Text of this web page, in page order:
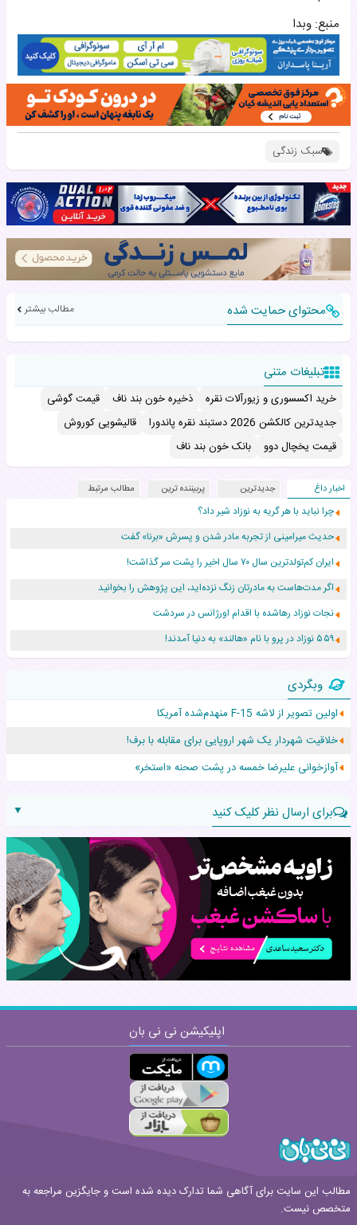
منبع: وبدا
سبک زندگی
محتوای حمایت شده مطالب بیشتر
تبلیغات متنی
خرید اکسسوری و زیورآلات نقره ذخیره خون بند ناف
قیمت گوشی
جدیدترین کالکشن 2026 دستبند نقره پاندورا
قالیشویی کوروش
قیمت یخچال دوو
بانک خون بند ناف
اخبار داغ جدیدترین پربیننده ترین مطالب مرتبط
چرا نباید با هر گریه به نوزاد شیر داد؟
حدیث میرامینی از تجربه مادر شدن و پسرش «برنا» گفت
ایران کم‌تولدترین سال ۷۰ سال اخیر را پشت سر گذاشت!
اگر مدت‌هاست به مادرتان زنگ نزده‌اید، این پژوهش را بخوانید
نجات نوزاد رهاشده با اقدام اورژانس در سردشت
۵۵۹ نوزاد در پرو با نام «هالند» به دنیا آمدند!
افزایش قد این دختر، چند میلیون دلار برای پدرش خرج داشته
حرکت غیرقانونی یک پرستار، جان دوقلوها را نجات داد!
عجیب‌ترین تولد در ۵/۵/۵ امسال که همه را شوکه کرد!
وبگردی
اولین تصویر از لاشه F-15 منهدم‌شده آمریکا
خلاقیت شهردار یک شهر اروپایی برای مقابله با برف!
آوازخوانی علیرضا خمسه در پشت صحنه «استخر»
برای ارسال نظر کلیک کنید
▼
نام:
اپلیکیشن نی نی بان
مطالب این سایت برای آگاهی شما تدارک دیده شده است و جایگزین مراجعه به
متخصص نیست.